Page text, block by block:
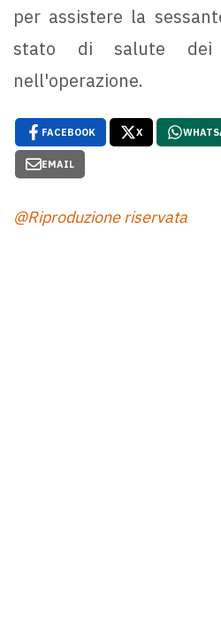
per assistere la
stato di salute dei
nell'operazione.
FACEBOOK X
EMAIL
@Riproduzione riservata